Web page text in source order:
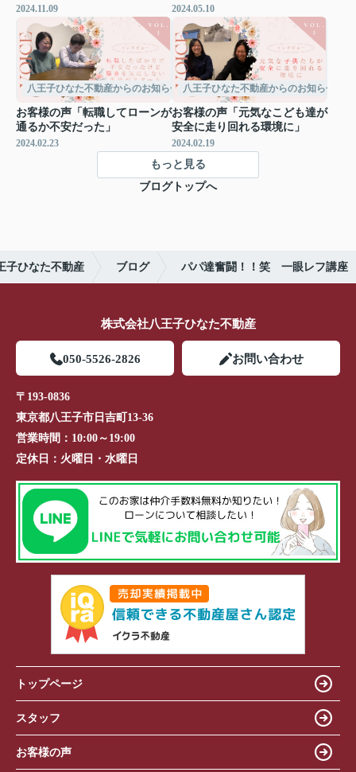
2024.11.09 2024.05.10
八王子ひなた不動産からのお知らせ
お客様の声「転職してローンが
通るか不安だった」
2024.02.23
八王子ひなた不動産からのお知らせ
お客様の声「元気なこども達が
安全に走り回れる環境に」
2024.02.19
もっと見る
ブログトップへ
子ひなた不動産 ブログ パパ達奮闘！！笑 一眼レフ講座
株式会社八王子ひなた不動産
050-5526-2826 お問い合わせ
〒193-0836
東京都八王子市日吉町13-36
営業時間： 10:00～19:00
定休日： 火曜日・水曜日
トップページ
スタッフ
お客様の声